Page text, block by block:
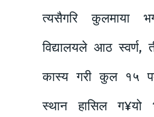
त्यसैगरि कुलमाया
विद्यालयले आठ स्वर्ण,
कास्य गरी कुल १५
स्थान हासिल ग¥यो